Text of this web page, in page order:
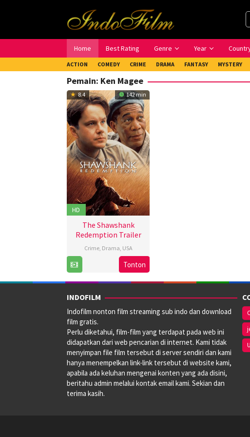
Home Best Rating Genre Year
ACTION COMEDY CRIME DRAMA FANTASY MYSTERY
Pemain: Ken Magee
8.4 142 min
HD
The Shawshank
Redemption Trailer
Crime, Drama, USA
Sep
1994
Frank
Darabont,
Jesse
V.
John
Woodward ,
Thomas
Schellenberg
Tonton
INDOFILM
Indofilm nonton film streaming sub indo dan download
film gratis.
Perlu diketahui, film-film yang terdapat pada web ini
didapatkan dari web pencarian di internet. Kami tidak
menyimpan file film tersebut di server sendiri dan kami
hanya menempelkan link-link tersebut di website kami,
apabila ada keluhan mengenai konten yang ada disini,
beritahu admin melalui kontak email kami. Sekian dan
terima kasih.